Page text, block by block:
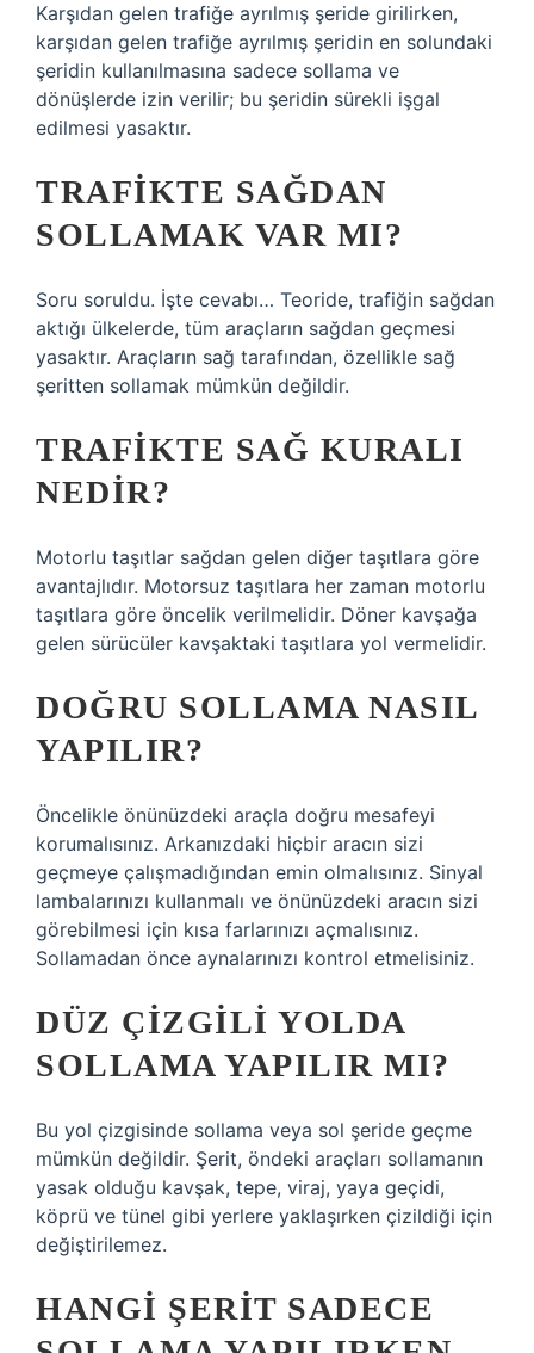
Karşıdan gelen trafiğe ayrılmış şeride girilirken,
karşıdan gelen trafiğe ayrılmış şeridin en solundaki
şeridin kullanılmasına sadece sollama ve
dönüşlerde izin verilir; bu şeridin sürekli işgal
edilmesi yasaktır.
TRAFIKTE SAĞDAN
SOLLAMAK VAR MI?
Soru soruldu. İşte cevabı… Teoride, trafiğin sağdan
aktığı ülkelerde, tüm araçların sağdan geçmesi
yasaktır. Araçların sağ tarafından, özellikle sağ
şeritten sollamak mümkün değildir.
TRAFIKTE SAĞ KURALI
NEDIR?
Motorlu taşıtlar sağdan gelen diğer taşıtlara göre
avantajlıdır. Motorsuz taşıtlara her zaman motorlu
taşıtlara göre öncelik verilmelidir. Döner kavşağa
gelen sürücüler kavşaktaki taşıtlara yol vermelidir.
DOĞRU SOLLAMA NASIL
YAPILIR?
Öncelikle önünüzdeki araçla doğru mesafeyi
korumalısınız. Arkanızdaki hiçbir aracın sizi
geçmeye çalışmadığından emin olmalısınız. Sinyal
lambalarınızı kullanmalı ve önünüzdeki aracın sizi
görebilmesi için kısa farlarınızı açmalısınız.
Sollamadan önce aynalarınızı kontrol etmelisiniz.
DÜZ ÇIZGILI YOLDA
SOLLAMA YAPILIR MI?
Bu yol çizgisinde sollama veya sol şeride geçme
mümkün değildir. Şerit, öndeki araçları sollamanın
yasak olduğu kavşak, tepe, viraj, yaya geçidi,
köprü ve tünel gibi yerlere yaklaşırken çizildiği için
değiştirilemez.
HANGI ŞERIT SADECE